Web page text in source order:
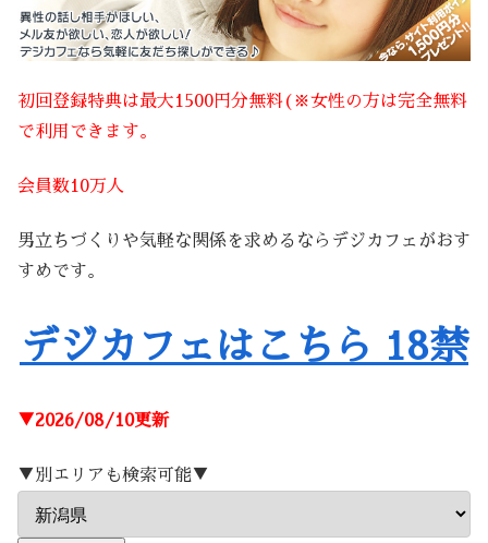
初回登録特典は最大1500円分無料(※女性の方は完全無料
で利用できます。
会員数10万人
男立ちづくりや気軽な関係を求めるならデジカフェがおす
すめです。
デジカフェはこちら 18禁
▼2026/08/10更新
▼別エリアも検索可能▼